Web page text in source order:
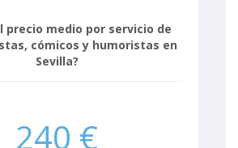
precio medio por servicio de
cómicos y humoristas en
Sevilla?
240 €